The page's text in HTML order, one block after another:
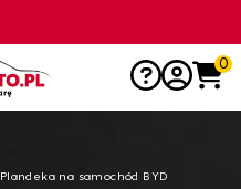
0
Plandeka na samochód BYD